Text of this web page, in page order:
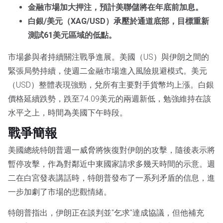
金融市場加大押注，預計美聯儲將在年底前加息。
白銀/美元（XAG/USD）承壓於通道底部，目標重新
測試61美元區域的低點。
市場參與者持續關注戰爭進展。美國（US）與伊朗之間的
緊張局勢持續，使週二金融市場進入風險規避模式。美元
（USD）整體表現強勁，兌所有主要對手貨幣均上漲。白銀
價格延續跌勢，跌至74.09美元的兩週新低，勉強維持在該
水平之上，時間為美國下午時段。
戰爭簡報
美國總統特朗普週一威脅將恢復對伊朗的攻擊，隨後表示將
暫停攻擊，作為對鄰近中東國家請求多幾天時間的示意。週
二在白宮發表講話時，特朗普發布了一系列矛盾的信息，進
一步加劇了市場的悲觀情緒。
特朗普指出，伊朗正在談判並"乞求"達成協議，但他補充